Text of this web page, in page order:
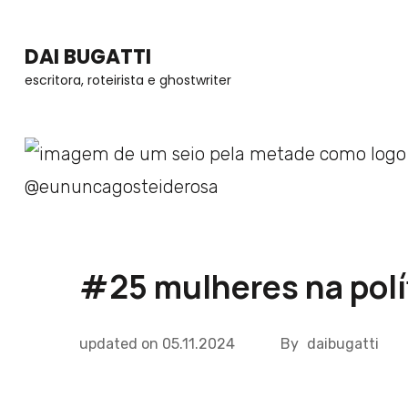
content
Enter)
DAI BUGATTI
escritora, roteirista e ghostwriter
#25 mulheres na
updated on 05.11.2024 By daibugatti